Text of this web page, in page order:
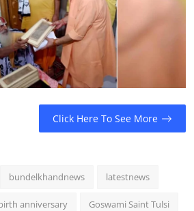
Click Here To See More
bundelkhandnews latestnews
anniversary Goswami Saint Tulsi